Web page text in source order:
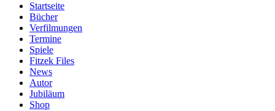
Startseite
Bücher
Verfilmungen
Termine
Spiele
Fitzek Files
News
Autor
Jubiläum
Shop